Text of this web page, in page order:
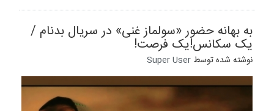
به بهانه حضور «سولماز غنی» در سریال بدنام /
یک سکانس!یک فرصت!
نوشته شده توسط Super User